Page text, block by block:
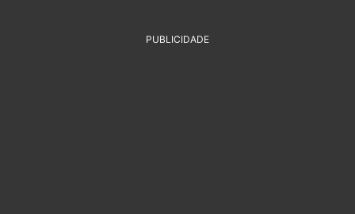
PUBLICIDADE